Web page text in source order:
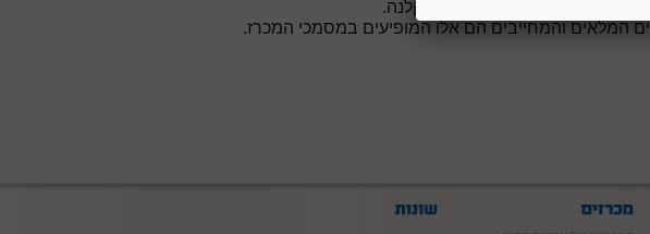
מכל סיבה שהיא, לא תישקלנה.